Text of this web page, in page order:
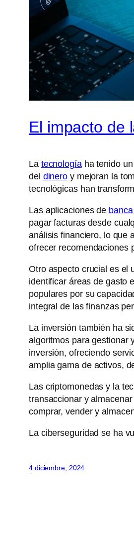
El impacto de
La tecnologíaha tenido un
del dinero y mejoran la
tecnológicas han
Las aplicaciones de
pagar facturas desde
análisis financiero, lo que
ofrecer recomendaciones
Otro aspecto crucial es el
identificar áreas de gasto
populares por su
integral de las finanzas
La inversión también ha
algoritmos para gestionar
inversión, ofreciendo
amplia gama de activos,
Las criptomonedas y la
transaccionar y
comprar, vender y
La ciberseguridad se ha
4 diciembre, 2024